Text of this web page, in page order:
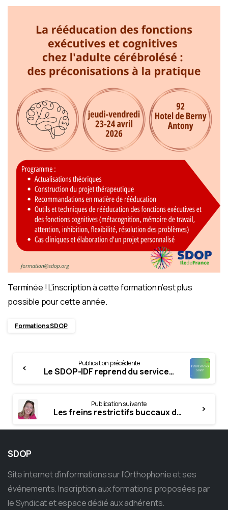
Terminée ! L’inscription à cette formation n’est plus
possible pour cette année.
Formations SDOP
Reading
Publication précédente
Le SDOP-IDF reprend du service côté Formation !
Publication suivante
Les freins restrictifs buccaux dans la prise en soins orthophonique – Dans le 95 – 5 juin 2026 – Marie Gabrielle Berger
SDOP
Site internet d’informations sur l’Orthophonie et ses
événements. Inscription aux formations proposées par
le Syndicat et espace dédié aux adhérents.